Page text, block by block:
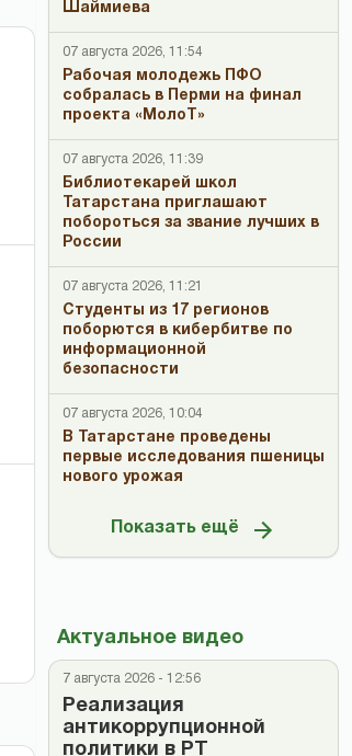
Шаймиева
07 августа 2026, 11:54
Рабочая молодежь ПФО
собралась в Перми на финал
проекта «МолоТ»
07 августа 2026, 11:39
Библиотекарей школ
Татарстана приглашают
побороться за звание лучших в
России
07 августа 2026, 11:21
Студенты из 17 регионов
поборются в кибербитве по
информационной
безопасности
07 августа 2026, 10:04
В Татарстане проведены
первые исследования пшеницы
нового урожая
Показать ещё
Актуальное видео
7 августа 2026 - 12:56
Реализация
антикоррупционной
политики в РТ